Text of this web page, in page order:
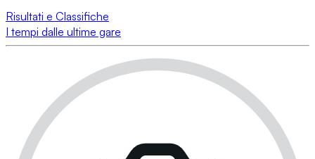
Risultati e Classifiche
I tempi dalle ultime gare